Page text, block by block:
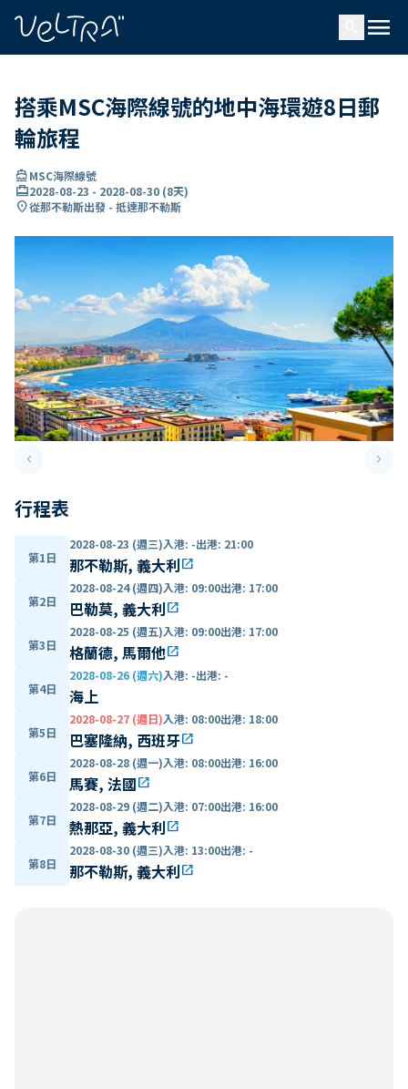
menu
搭乘MSC海際線號的地中海環遊8日郵
輪旅程
directions_boatMSC海際線號
card_travel2028-08-23 - 2028-08-30 (8天)
location_on從那不勒斯出發 - 抵達那不勒斯
keyboard_arrow_leftPrevious slide keyboard_arrow_right
行程表
第1日
2028-08-23 (週三)入港: -出港: 21:00
那不勒斯, 義大利open_in_new
第2日
2028-08-24 (週四)入港: 09:00出港: 17:00
巴勒莫, 義大利open_in_new
第3日
2028-08-25 (週五)入港: 09:00出港: 17:00
格蘭德, 馬爾他open_in_new
第4日
2028-08-26 (週六)入港: -出港: -
海上
第5日
2028-08-27 (週日)入港: 08:00出港: 18:00
巴塞隆納, 西班牙open_in_new
第6日
2028-08-28 (週一)入港: 08:00出港: 16:00
馬賽, 法國open_in_new
第7日
2028-08-29 (週二)入港: 07:00出港: 16:00
熱那亞, 義大利open_in_new
第8日
2028-08-30 (週三)入港: 13:00出港: -
那不勒斯, 義大利open_in_new